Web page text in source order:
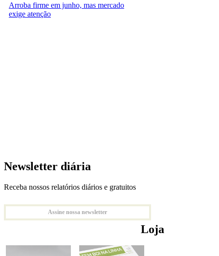
Arroba firme em junho, mas mercado
exige atenção
Newsletter diária
Receba nossos relatórios diários e gratuitos
Assine nossa newsletter
Loja